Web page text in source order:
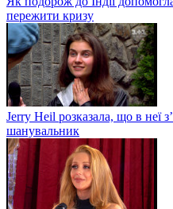
пережити кризу
Jerry Heil розказала, що в неї
шанувальник